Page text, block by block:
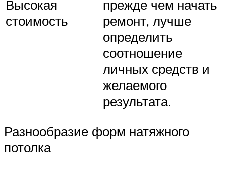
Высокая
стоимость
прежде чем начать
ремонт, лучше
определить
соотношение
личных средств и
желаемого
результата.
Разнообразие форм натяжного
потолка